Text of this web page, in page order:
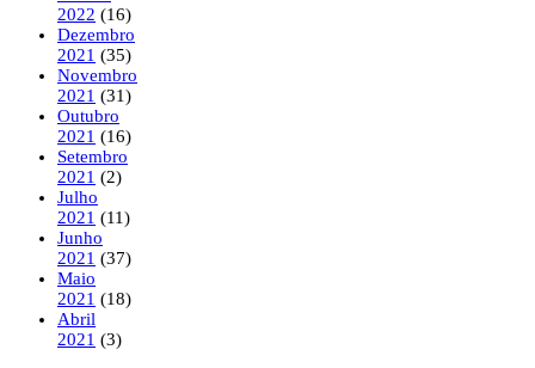
2022 (16)
Dezembro
2021 (35)
Novembro
2021 (31)
Outubro
2021 (16)
Setembro
2021 (2)
Julho
2021 (11)
Junho
2021 (37)
Maio
2021 (18)
Abril
2021 (3)